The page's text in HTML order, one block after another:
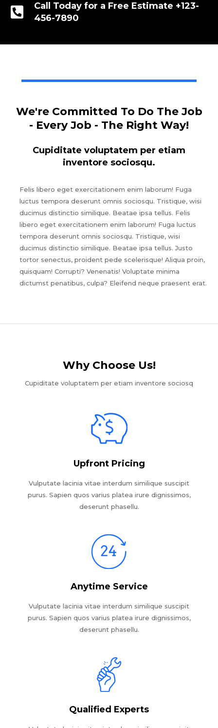
Call Today for a Free Estimate +123-
456-7890
We're Committed To Do The Job
- Every Job - The Right Way!
Cupiditate voluptatem per etiam
inventore sociosqu.
Felis libero eget exercitationem enim laborum! Fuga
luctus tempora deserunt omnis sociosqu. Tristique, wisi
ducimus distinctio similique. Beatae ipsa tellus. Felis
libero eget exercitationem enim laborum! Fuga luctus
tempora deserunt omnis sociosqu. Tristique, wisi
ducimus distinctio similique. Beatae ipsa tellus. Justo
tortor senectus, proident pede scelerisque! Aliqua proin,
quisquam! Corrupti? Venenatis! Voluptate minima
dictumst penatibus, culpa? Eleifend neque praesent erat.
Why Choose Us!​
Cupiditate voluptatem per etiam inventore sociosq
Upfront Pricing
Vulputate lacinia vitae interdum similique suscipit
purus. Sapien quos varius platea irure dignissimos,
deserunt phasellu.
Anytime Service
Vulputate lacinia vitae interdum similique suscipit
purus. Sapien quos varius platea irure dignissimos,
deserunt phasellu.
Qualified Experts